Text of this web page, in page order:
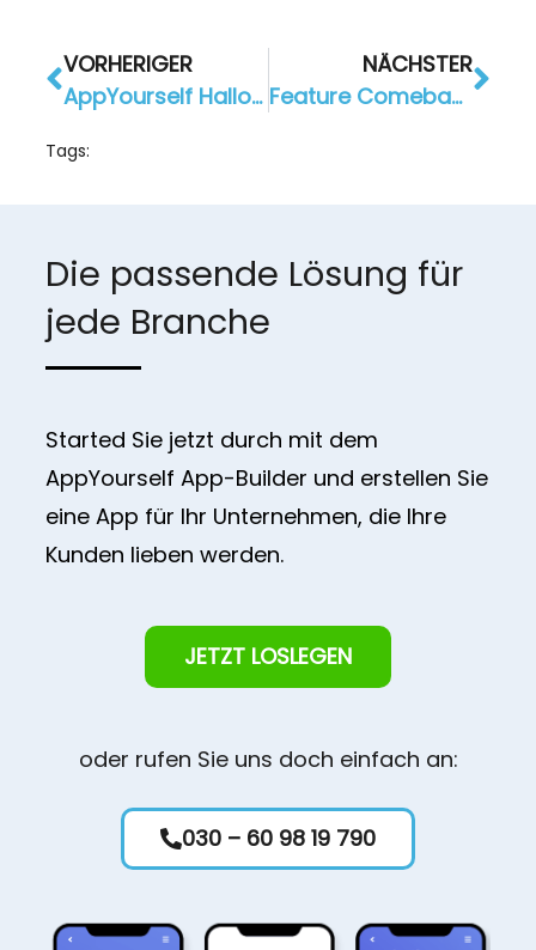
VORHERIGER
AppYourself Halloween-Aktion
NÄCHSTER
Feature Comeback: Die Sharing Funktion
Tags:
Die passende Lösung für
jede Branche
Started Sie jetzt durch mit dem
AppYourself App-Builder und erstellen Sie
eine App für Ihr Unternehmen, die Ihre
Kunden lieben werden.
JETZT LOSLEGEN
oder rufen Sie uns doch einfach an:
030 – 60 98 19 790